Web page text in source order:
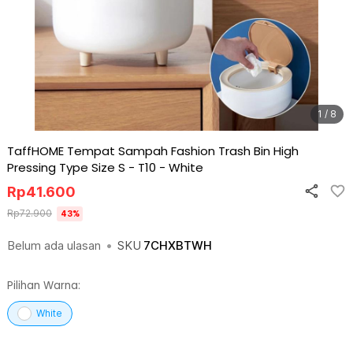
1 / 8
TaffHOME Tempat Sampah Fashion Trash Bin High
Pressing Type Size S - T10 - White
Belum ada ulasan • SKU 7CHXBTWH
Rp41.600
Rp72.900 43%
Pilihan Warna:
White